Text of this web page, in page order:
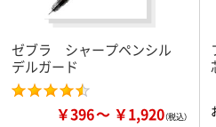
ゼブラ シャープペンシル
デルガード
￥396 ￥1,920